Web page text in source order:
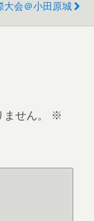
大会＠小田原城
せん。
※